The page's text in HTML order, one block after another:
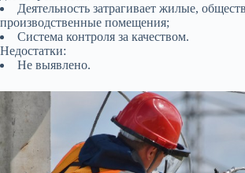
Деятельность затрагивает жилые,
производственные помещения;
Система контроля за качеством.
Недостатки:
Не выявлено.